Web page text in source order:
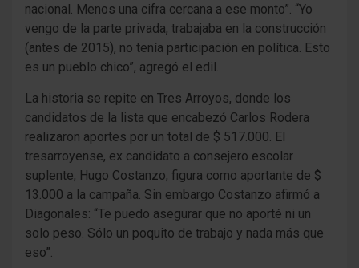
nacional. Menos una cifra cercana a ese monto”. “Yo
vengo de la parte privada, trabajaba en la construcción
(antes de 2015), no tenía participación en política. Esto
es un pueblo chico”, agregó el edil.
La historia se repite en Tres Arroyos, donde los
candidatos de la lista que encabezó Carlos Rodera
realizaron aportes por un total de $ 517.000. El
tresarroyense, ex candidato a consejero escolar
suplente, Hugo Costanzo, figura como aportante de $
13.000 a la campaña. Sin embargo Costanzo afirmó a
Diagonales: “Te puedo asegurar que no aporté ni un
solo peso. Sólo un poquito de trabajo y nada más que
eso”.